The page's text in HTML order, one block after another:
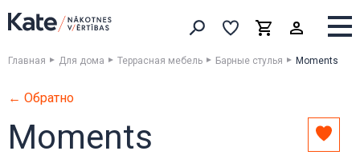
Искать товары
ВыборкаКорзинаВыборка
Главная Для дома Террасная мебель Барные стулья Moments
← Обратно
Moments